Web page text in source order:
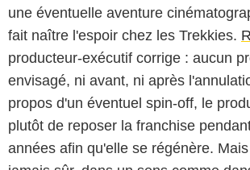
une éventuelle aventure
fait naître l'espoir chez les Trekkies.
producteur-exécutif corrige : aucun
envisagé, ni avant, ni après
propos d'un éventuel spin-off, le
plutôt de reposer la franchise
années afin qu'elle se régénère.